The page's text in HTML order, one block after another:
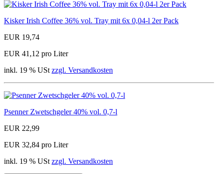
Kisker Irish Coffee 36% vol. Tray mit 6x 0,04-l 2er Pack
EUR 19,74
EUR 41,12 pro Liter
inkl. 19 % USt zzgl. Versandkosten
Psenner Zwetschgeler 40% vol. 0,7-l
EUR 22,99
EUR 32,84 pro Liter
inkl. 19 % USt zzgl. Versandkosten